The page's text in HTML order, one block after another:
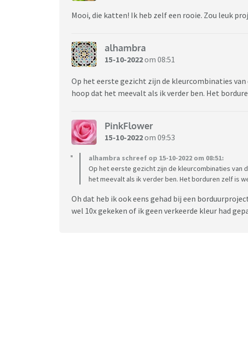
Webshops voor patronen
www.etsy.com
https://thegeekystitchingco.com/product-
Gratis patronen
https://www.dmc.com/uk/free-patterns-
Nuttige apps
Patternkeeper: Hier kun je (de meeste) pdf
Tread Stash: Hierin kun je makkelijk bijhouden
Mooi, die katten! Ik heb zelf een rooie. Zou leuk
alhambra
15-10-2022om 08:51
Op het eerste gezicht zijn de kleurcombinaties
hoop dat het meevalt als ik verder ben. Het
PinkFlower
15-10-2022om 09:53
alhambra schreef op 15-10-2022 om 08:51:
Op het eerste gezicht zijn de kleurcombinaties van
het meevalt als ik verder ben. Het borduren zelf is
Oh dat heb ik ook eens gehad bij een
wel 10x gekeken of ik geen verkeerde kleur had